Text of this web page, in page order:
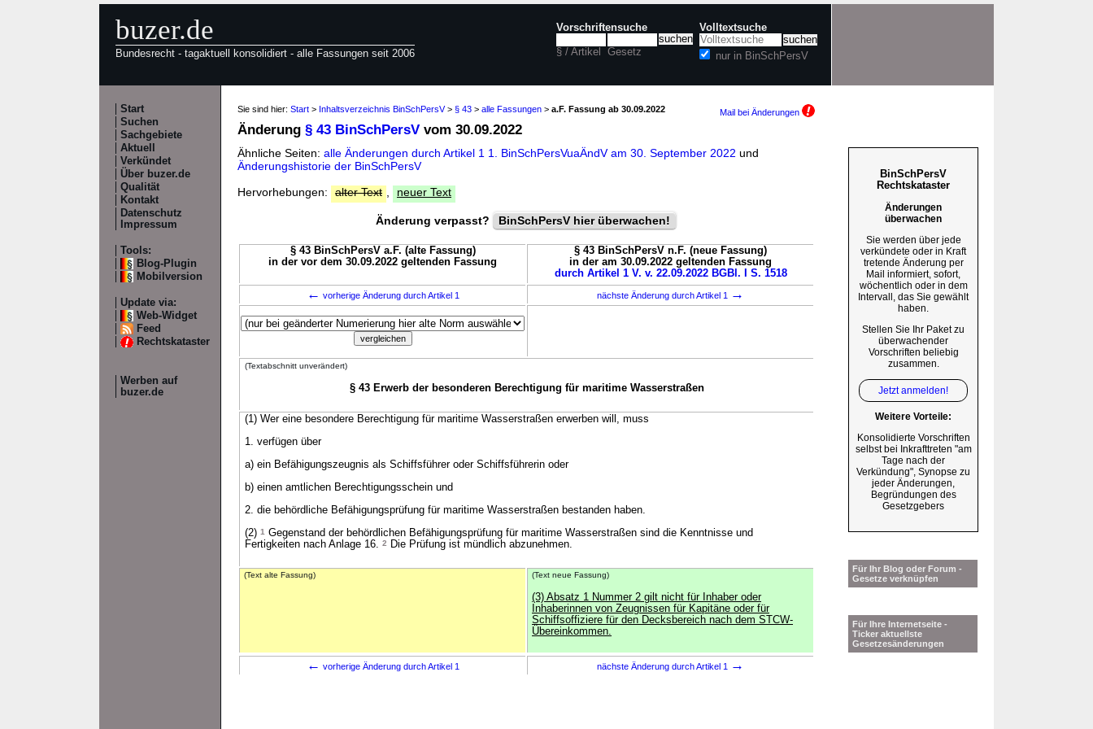
buzer.de
Bundesrecht - tagaktuell konsolidiert - alle Fassungen seit 2006
Vorschriftensuche
§ / Artikel Gesetz
Volltextsuche
nur in BinSchPersV
Start
Suchen
Sachgebiete
Aktuell
Verkündet
Über buzer.de
Qualität
Kontakt
Datenschutz
Impressum
Tools:
Blog-Plugin
Mobilversion
Update via:
Web-Widget
Feed
Rechtskataster
Werben auf
buzer.de
Sie sind hier: Start > Inhaltsverzeichnis BinSchPersV> § 43 > alle Fassungen > a.F. Fassung ab 30.09.2022 Mail bei Änderungen
Änderung § 43 BinSchPersV vom 30.09.2022
Ähnliche Seiten: alle Änderungen durch Artikel 1 1. BinSchPersVuaÄndV am 30. September 2022 und
Änderungshistorie der BinSchPersV
Hervorhebungen:
alter Text neuer Text
Änderung verpasst? BinSchPersV hier überwachen!
§ 43 BinSchPersV a.F. (alte Fassung)
in der vor dem 30.09.2022 geltenden Fassung
§ 43 BinSchPersV n.F. (neue Fassung)
in der am 30.09.2022 geltenden Fassung
durch Artikel 1 V. v. 22.09.2022 BGBl. I S. 1518
← vorherige Änderung durch Artikel 1 nächste Änderung durch Artikel 1 →
(Textabschnitt unverändert)
§ 43 Erwerb der besonderen Berechtigung für maritime Wasserstraßen
(1) Wer eine besondere Berechtigung für maritime Wasserstraßen erwerben will, muss
1. verfügen über
a) ein Befähigungszeugnis als Schiffsführer oder Schiffsführerin oder
b) einen amtlichen Berechtigungsschein und
2. die behördliche Befähigungsprüfung für maritime Wasserstraßen bestanden haben.
(2) 1 Gegenstand der behördlichen Befähigungsprüfung für maritime Wasserstraßen sind die Kenntnisse und
Fertigkeiten nach Anlage 16. 2 Die Prüfung ist mündlich abzunehmen.
(Text alte Fassung) (Text neue Fassung)
(3) Absatz 1 Nummer 2 gilt nicht für Inhaber oder
Inhaberinnen von Zeugnissen für Kapitäne oder für
Schiffsoffiziere für den Decksbereich nach dem STCW-
Übereinkommen.
← vorherige Änderung durch Artikel 1 nächste Änderung durch Artikel 1 →
BinSchPersV
Rechtskataster
Änderungen
überwachen
Sie werden über jede
verkündete oder in Kraft
tretende Änderung per
Mail informiert, sofort,
wöchentlich oder in dem
Intervall, das Sie gewählt
haben.
Stellen Sie Ihr Paket zu
überwachender
Vorschriften beliebig
zusammen.
Jetzt anmelden!
Weitere Vorteile:
Konsolidierte Vorschriften
selbst bei Inkrafttreten "am
Tage nach der
Verkündung", Synopse zu
jeder Änderungen,
Begründungen des
Gesetzgebers
Für Ihr Blog oder Forum -
Gesetze verknüpfen
Für Ihre Internetseite -
Ticker aktuellste
Gesetzesänderungen